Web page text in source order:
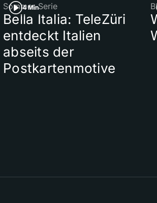
4 Min
Sommer-Serie
Bella Italia: TeleZüri
entdeckt Italien
abseits der
Postkartenmotive